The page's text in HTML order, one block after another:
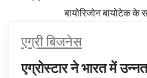
एग्री बिजनेस
एग्रोस्टार ने भारत में